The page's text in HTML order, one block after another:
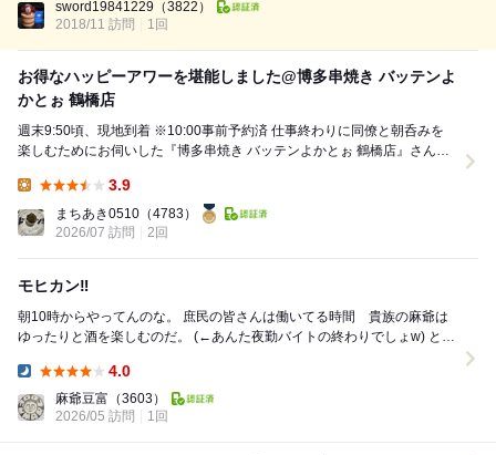
良し。 串は焼きたて熱々。 ハートはやや火を通しすぎながら 他の2種
は...
sword19841229 （3822）
2018/11 訪問
1回
お得なハッピーアワーを堪能しました@博多串焼き バッテンよ
かとぉ 鶴橋店
週末9:50頃、現地到着 ※10:00事前予約済 仕事終わりに同僚と朝呑みを
楽しむためにお伺いした『博多串焼き バッテンよかとぉ 鶴橋店』さんヽ
3.9
まちあき0510 （4783）
2026/07 訪問
2回
モヒカン‼︎
朝10時からやってんのな。 庶民の皆さんは働いてる時間 貴族の麻爺は
ゆったりと酒を楽しむのだ。 (←あんた夜勤バイトの終わりでしょw) とり
4.0
麻爺豆富 （3603）
2026/05 訪問
1回